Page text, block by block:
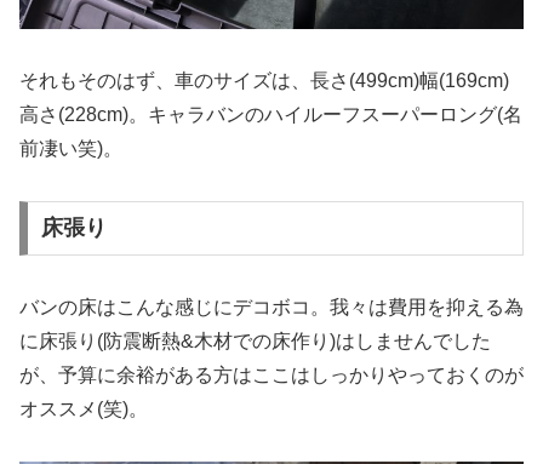
それもそのはず、車のサイズは、長さ(499cm)幅(169cm)
高さ(228cm)。キャラバンのハイルーフスーパーロング(名
前凄い笑)。
床張り
バンの床はこんな感じにデコボコ。我々は費用を抑える為
に床張り(防震断熱&木材での床作り)はしませんでした
が、予算に余裕がある方はここはしっかりやっておくのが
オススメ(笑)。